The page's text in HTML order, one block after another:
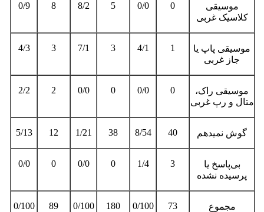
موسیقی
کلاسیک غربی
0
0/0
5
8/2
8
0/9
موسیقی پاپ یا
جاز غربی
1
4/1
3
7/1
3
4/3
موسیقی راک،
متال و رپ غربی
0
0/0
0
0/0
2
2/2
گوش نمی­دهم 40
8/54
38
1/21
12
5/13
بی‌پاسخ یا
پرسیده نشده
3
1/4
0
0/0
0
0/0
مجموع 73
0/100
180
0/100
89
0/100